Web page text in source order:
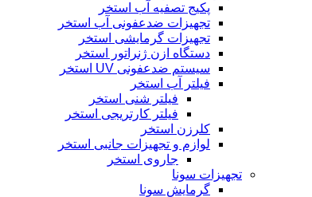
پکیج تصفیه آب استخر
تجهیزات ضدعفونی آب استخر
تجهیزات گرمایشی استخر
دستگاه ازن ژنراتور استخر
سیستم ضدعفونی UV استخر
فیلتر آب استخر
فیلتر شنی استخر
فیلتر کارتریجی استخر
کلرزن استخر
لوازم و تجهیزات جانبی استخر
جاروی استخر
تجهیزات سونا
گرمایش سونا